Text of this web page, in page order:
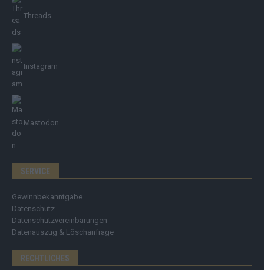
Threads
Instagram
Mastodon
SERVICE
Gewinnbekanntgabe
Datenschutz
Datenschutzvereinbarungen
Datenauszug & Löschanfrage
RECHTLICHES